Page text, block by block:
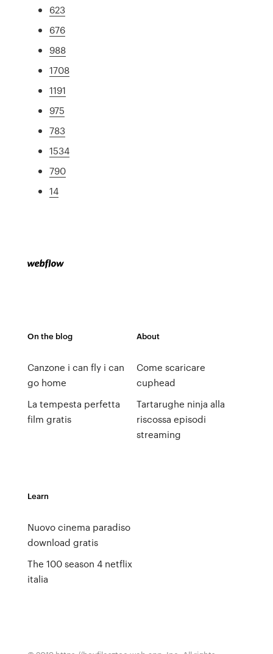
623
676
988
1708
1191
975
783
1534
790
14
On the blog
Canzone i can fly i can
go home
La tempesta perfetta
film gratis
About
Come scaricare
cuphead
Tartarughe ninja alla
riscossa episodi
streaming
Learn
Nuovo cinema paradiso
download gratis
The 100 season 4 netflix
italia